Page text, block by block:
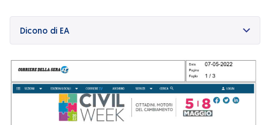
Qualità e sicurezza
News
Dicono di EA